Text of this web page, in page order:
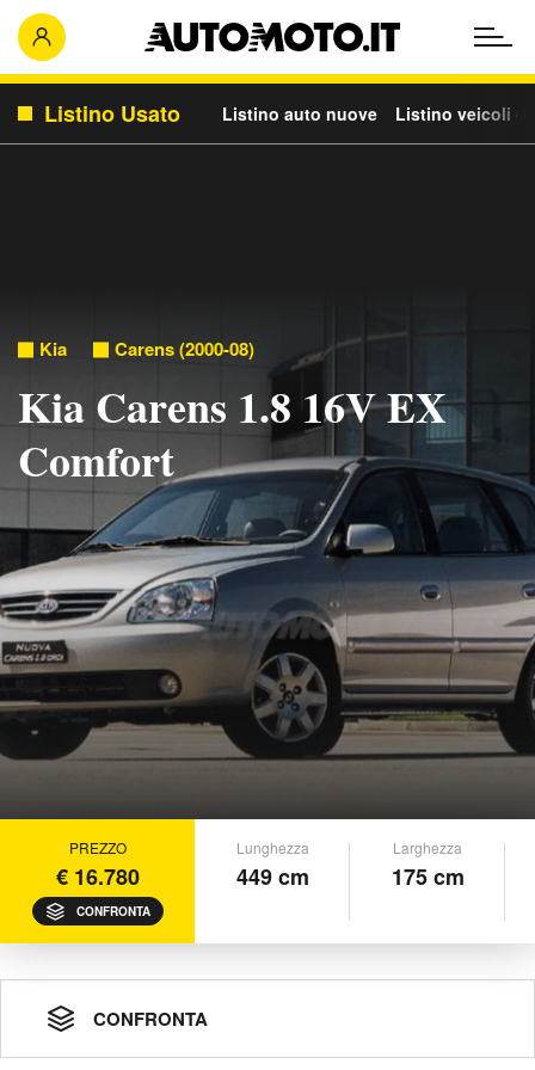
Listino Usato Listino auto nuove Listino veicoli
Kia Carens (2000-08)
Kia Carens 1.8 16V EX
Comfort
PREZZO
€ 16.780
CONFRONTA
Lunghezza
449 cm
Larghezza
175 cm
CONFRONTA